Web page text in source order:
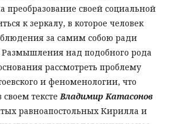
преобразование своей социальной
к зеркалу, в которое человек
за самим собою ради
над подобного рода
рассмотреть проблему
и феноменологии, что
текстеВладимир Катасонов
равноапостольных Кирилла и